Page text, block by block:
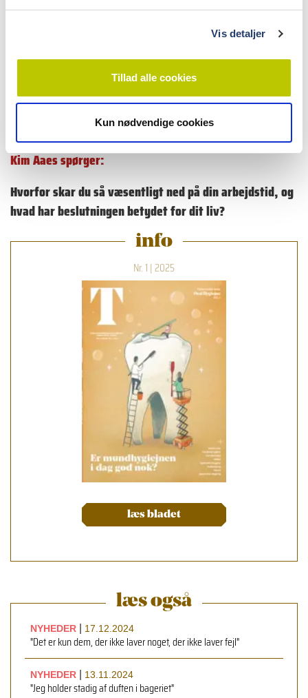
Vis detaljer
Tillad alle cookies
Kun nødvendige cookies
Esbjerg for at flytte til Fanø, hvor han i dag arbejder på
kompagnon.
Kim Aaes spørger:
Hvorfor skar du så væsentligt ned på din arbejdstid, og
hvad har beslutningen betydet for dit liv?
info
Nr. 1 | 2025
læs bladet
læs også
NYHEDER 17.12.2024
"Det er kun dem, der ikke laver noget, der ikke laver fejl"
NYHEDER 13.11.2024
"Jeg holder stadig af duften i bageriet"